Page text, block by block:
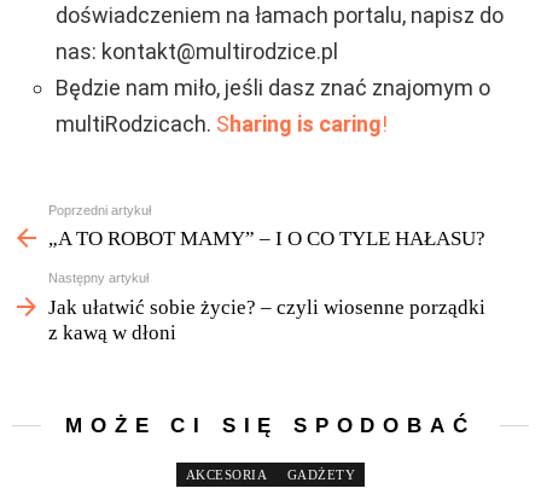
doświadczeniem na łamach portalu, napisz do
nas: kontakt@multirodzice.pl
Będzie nam miło, jeśli dasz znać znajomym o
multiRodzicach. Sharing is caring!
Zobacz
więcej
Poprzedni artykuł
„A TO ROBOT MAMY” – I O CO TYLE HAŁASU?
Następny artykuł
Jak ułatwić sobie życie? – czyli wiosenne porządki
z kawą w dłoni
MOŻE CI SIĘ SPODOBAĆ
AKCESORIA GADŻETY